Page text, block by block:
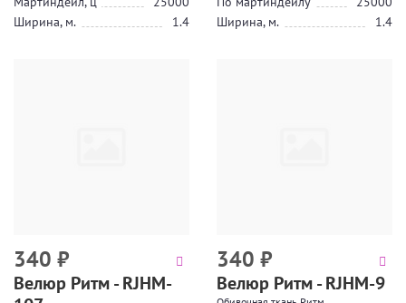
Ширина, м.
1.4
Ширина, м.
1.4
340 ₽
Велюр Ритм - RJHM-
340 ₽
Велюр Ритм - RJHM-9